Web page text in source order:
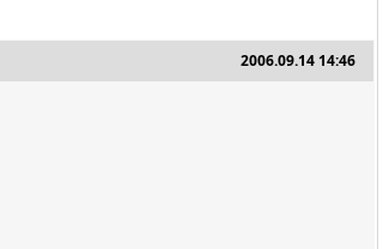
2006.09.14 14:46